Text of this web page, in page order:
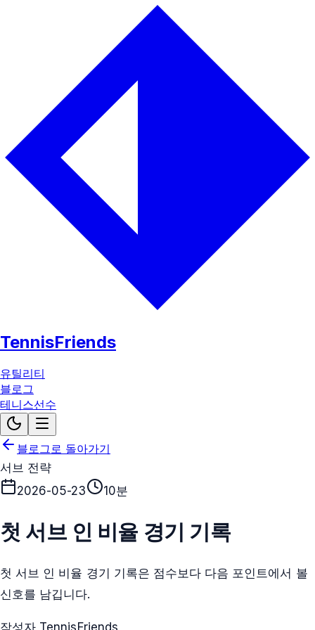
TennisFriends
유틸리티
블로그
테니스선수
블로그로 돌아가기
서브 전략
2026-05-23
10분
첫 서브 인 비율 경기 기록
첫 서브 인 비율 경기 기록은 점수보다 다음 포인트에서 볼
신호를 남깁니다.
작성자 TennisFriends